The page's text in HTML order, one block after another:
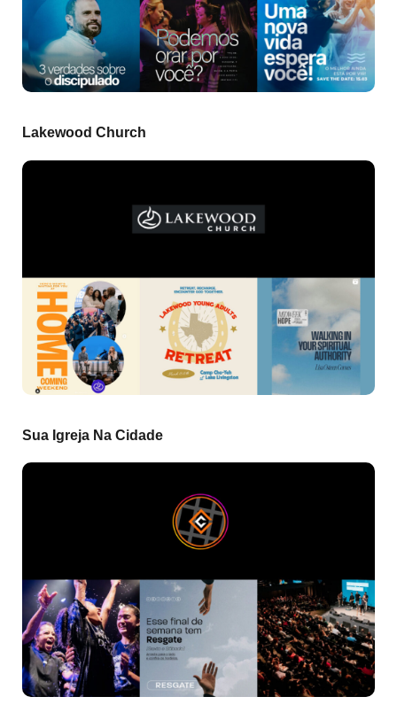
Lakewood Church
Sua Igreja Na Cidade